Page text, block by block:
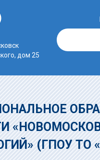
дом 25
(ГПОУ ТО